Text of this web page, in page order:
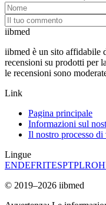
iibmed
iibmed è un sito affidabile
recensioni su prodotti per
le recensioni sono
Link
Pagina principale
Informazioni sul
Il nostro processo di
Lingue
ENDEFRITESPTPLRO
© 2019–2026 iibmed